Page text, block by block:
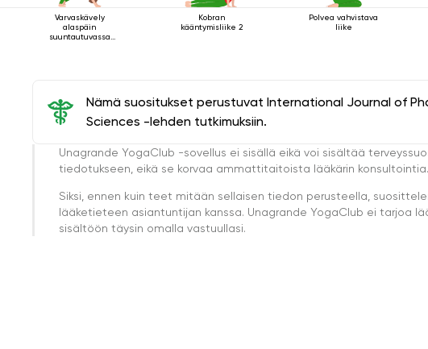
Varvaskävely
alaspäin
suuntautuvassa
Kobran
kääntymisliike 2
Polvea vahvistava
liike
Nämä suositukset perustuvat International Journal of
Sciences -lehden tutkimuksiin.
Unagrande YogaClub -sovellus ei sisällä eikä voi sisältää
tiedotukseen, eikä se korvaa ammattitaitoista lääkärin konsultointia.
Siksi, ennen kuin teet mitään sellaisen tiedon perusteella,
lääketieteen asiantuntijan kanssa. Unagrande YogaClub ei tarjoa
sisältöön täysin omalla vastuullasi.